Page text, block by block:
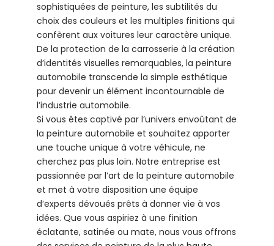
sophistiquées de peinture, les subtilités du
choix des couleurs et les multiples finitions qui
confèrent aux voitures leur caractère unique.
De la protection de la carrosserie à la création
d’identités visuelles remarquables, la peinture
automobile transcende la simple esthétique
pour devenir un élément incontournable de
l’industrie automobile.
Si vous êtes captivé par l’univers envoûtant de
la peinture automobile et souhaitez apporter
une touche unique à votre véhicule, ne
cherchez pas plus loin. Notre entreprise est
passionnée par l’art de la peinture automobile
et met à votre disposition une équipe
d’experts dévoués prêts à donner vie à vos
idées. Que vous aspiriez à une finition
éclatante, satinée ou mate, nous vous offrons